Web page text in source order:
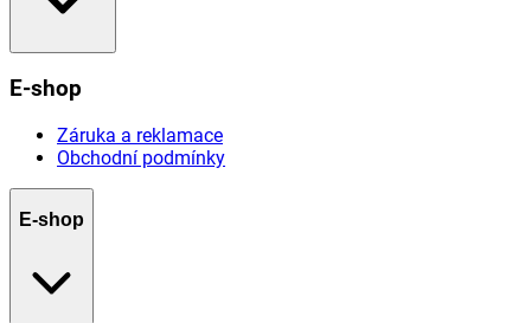
E-shop
Záruka a reklamace
Obchodní podmínky
E-shop